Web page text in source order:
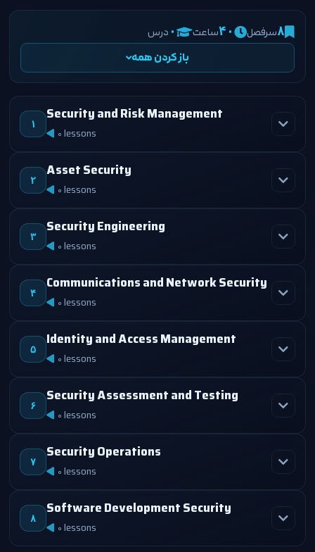
۸سرفصل ۴۰ساعت ۰ درس
باز کردن همه
۱ Security and Risk Management
0 lessons
۲ Asset Security
0 lessons
۳ Security Engineering
0 lessons
۴ Communications and Network Security
0 lessons
۵ Identity and Access Management
0 lessons
۶ Security Assessment and Testing
0 lessons
۷ Security Operations
0 lessons
۸ Software Development Security
0 lessons